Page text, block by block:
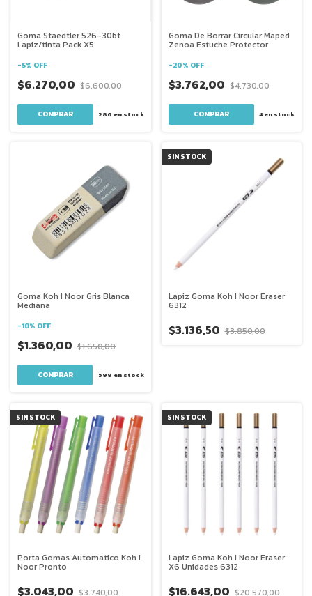
Goma Staedtler 526-30bt
Lapiz/tinta Pack X5
-5% OFF
$6.270,00 $6.600,00
286 en stock
Goma De Borrar Circular Maped
Zenoa Estuche Protector
-20% OFF
$3.762,00 $4.730,00
4en stock
Goma Koh I Noor Gris Blanca
Mediana
-18% OFF
$1.360,00 $1.650,00
599 en stock
SIN STOCK
Lapiz Goma Koh I Noor Eraser
6312
$3.136,50 $3.850,00
SIN STOCK
Porta Gomas Automatico Koh I
Noor Pronto
$3.043,00 $3.740,00
SIN STOCK
Lapiz Goma Koh I Noor Eraser
X6 Unidades 6312
$16.643,00 $20.570,00